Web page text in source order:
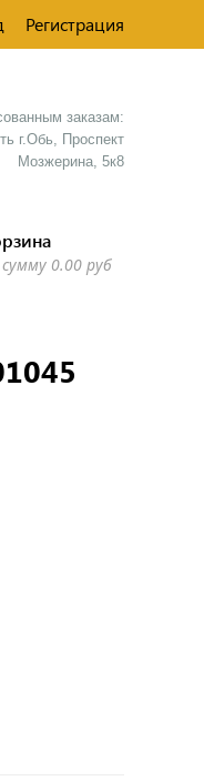
Регистрация
заказам:
г.Обь, Проспект
Мозжерина, 5к8​
0.00 руб